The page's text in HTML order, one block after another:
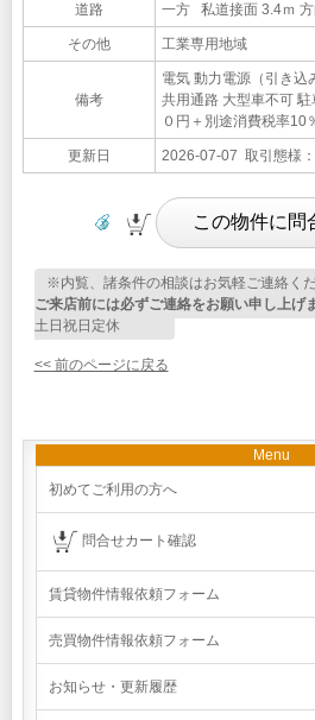
道路 一方 私道接面 3.4ｍ 方
その他 工業専用地域
備考
電気 動力電源（引き込
共用通路 大型車不可
０円＋別途消費税率10
更新日 2026-07-07 取引態様
※内覧、諸条件の相談はお気軽ご連絡くだ
ご来店前には必ずご連絡をお願い申し上げ
土日祝日定休
<< 前のページに戻る
Menu
初めてご利用の方へ
問合せカート確認
賃貸物件情報依頼フォーム
売買物件情報依頼フォーム
お知らせ・更新履歴